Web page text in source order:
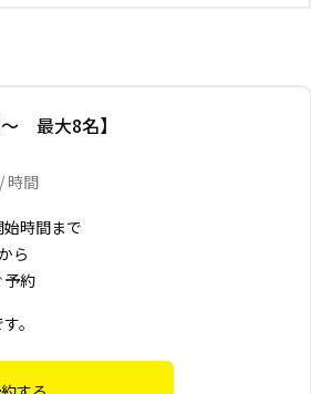
最大8名】
時間
間まで
ら
約
。